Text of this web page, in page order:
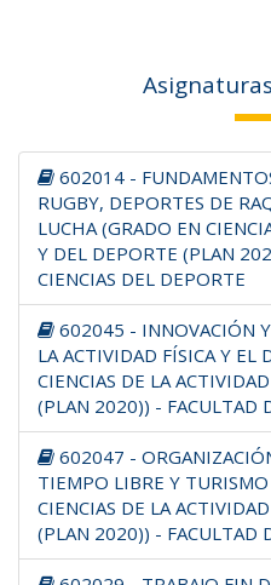
602014 -
RUGBY, DEPORTES DE
LUCHA (GRADO EN
Y DEL DEPORTE (PLAN
CIENCIAS DEL DEPORTE
602045 - INNOVACIÓN
LA ACTIVIDAD FÍSICA Y EL
CIENCIAS DE LA
(PLAN 2020)) - FACULTAD
602047 -
TIEMPO LIBRE Y
CIENCIAS DE LA
(PLAN 2020)) - FACULTAD